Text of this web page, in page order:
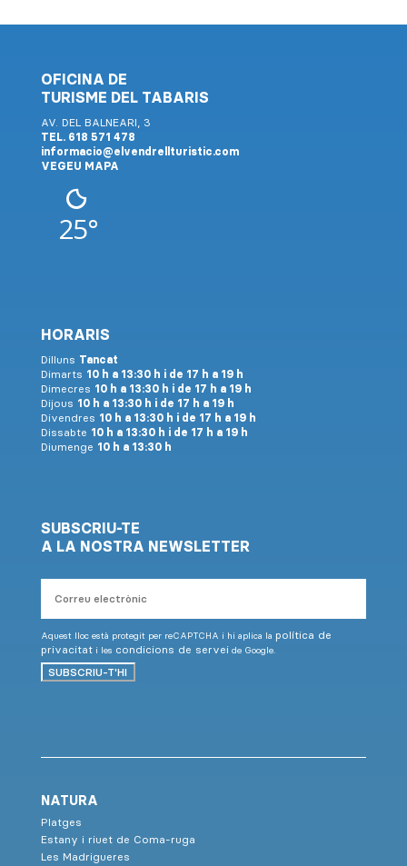
OFICINA DE
TURISME DEL TABARIS
AV. DEL BALNEARI, 3
TEL. 618 571 478
informacio@elvendrellturistic.com
VEGEU MAPA
25°
HORARIS
Dilluns Tancat
Dimarts 10 h a 13:30 h i de 17 h a 19 h
Dimecres 10 h a 13:30 h i de 17 h a 19 h
Dijous 10 h a 13:30 h i de 17 h a 19 h
Divendres 10 h a 13:30 h i de 17 h a 19 h
Dissabte 10 h a 13:30 h i de 17 h a 19 h
Diumenge 10 h a 13:30 h
SUBSCRIU-TE
A LA NOSTRA NEWSLETTER
electrònic
Aquest lloc està protegit per reCAPTCHA i hi aplica la política de
privacitati les condicions de serveide Google.
SUBSCRIU-T'HI
NATURA
Platges
Estany i riuet de Coma-ruga
Les Madrigueres